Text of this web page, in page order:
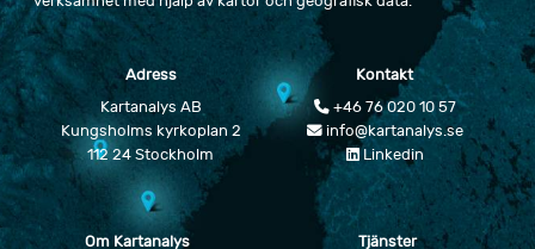
Adress
Kartanalys AB
Kungsholms kyrkoplan 2
112 24 Stockholm
Kontakt
+46 76 020 10 57
info@kartanalys.se
Linkedin
Om Kartanalys Tjänster